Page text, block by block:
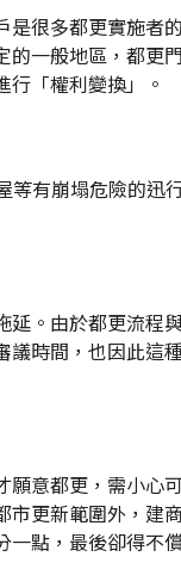
很多都更實施者
一般地區，都更
「權利變換」。
有崩塌危險的迅
。由於都更流程
時間，也因此這
意都更，需小心
更新範圍外，建
點，最後卻得不